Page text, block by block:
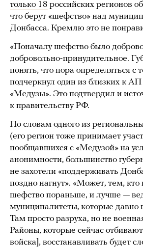
только 18 российских регионов
что берут «шефство» над
Донбасса. Кремлю это не
«Поначалу шефство было
добровольно-принудительное.
понять, что пора определяться с
подчеркнул один из близких к АП
«Медузы». Это подтвердил и
к правительству РФ.
По словам одного из
(его регион тоже принимает
пообщавшихся с «Медузой» на
анонимности, большинство
не захотели «поддерживать
поздно нагнут». «Может, тем, кто
шефство пораньше, и лучше —
муниципалитеты, которые давно
Там просто разруха, но не
Районы, которые сейчас
войска], восстанавливать будет